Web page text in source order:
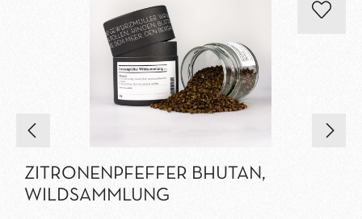
ZITRONENPFEFFER BHUTAN,
WILDSAMMLUNG